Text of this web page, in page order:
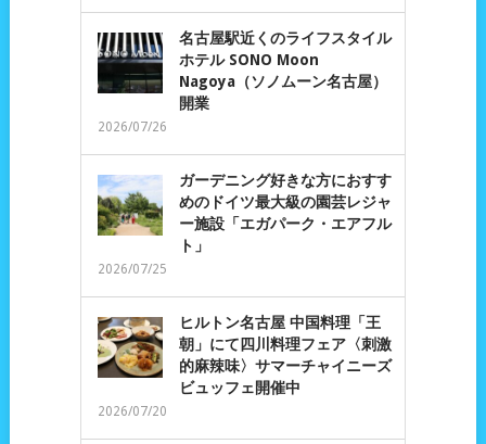
名古屋駅近くのライフスタイル
ホテル SONO Moon
Nagoya（ソノムーン名古屋）
開業
2026/07/26
ガーデニング好きな方におすす
めのドイツ最大級の園芸レジャ
ー施設「エガパーク・エアフル
ト」
2026/07/25
ヒルトン名古屋 中国料理「王
朝」にて四川料理フェア〈刺激
的麻辣味〉サマーチャイニーズ
ビュッフェ開催中
2026/07/20